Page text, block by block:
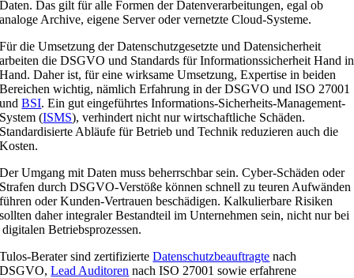
Daten. Das gilt für alle Formen der Datenverarbeitungen, egal ob
analoge Archive, eigene Server oder vernetzte Cloud-Systeme.
Für die Umsetzung der Datenschutzgesetzte und Datensicherheit
arbeiten die DSGVO und Standards für Informationssicherheit Hand in
Hand. Daher ist, für eine wirksame Umsetzung, Expertise in beiden
Bereichen wichtig, nämlich Erfahrung in der DSGVO und ISO 27001
undBSI. Ein gut eingeführtes Informations-Sicherheits-Management-
System (ISMS), verhindert nicht nur wirtschaftliche Schäden.
Standardisierte Abläufe für Betrieb und Technik reduzieren auch die
Kosten.
Der Umgang mit Daten muss beherrschbar sein. Cyber-Schäden oder
Strafen durch DSGVO-Verstöße können schnell zu teuren Aufwänden
führen oder Kunden-Vertrauen beschädigen. Kalkulierbare Risiken
sollten daher integraler Bestandteil im Unternehmen sein, nicht nur bei
digitalen Betriebsprozessen.
Tulos-Berater sind zertifizierteDatenschutzbeauftragte nach
DSGVO,Lead Auditoren nach ISO 27001 sowie erfahrene